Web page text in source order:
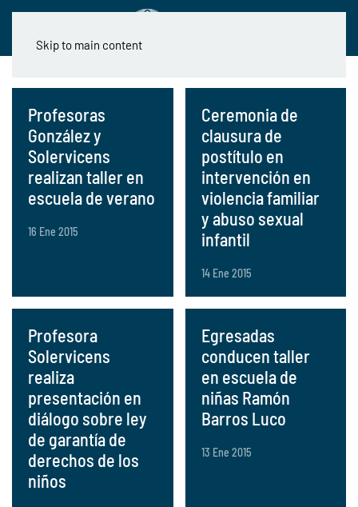
Skip to main content
Profesoras
González y
Solervicens
realizan taller en
escuela de verano
16 Ene 2015
Ceremonia de
clausura de
postítulo en
intervención en
violencia familiar
y abuso sexual
infantil
14 Ene 2015
Profesora
Solervicens
realiza
presentación en
diálogo sobre ley
de garantía de
derechos de los
niños
Egresadas
conducen taller
en escuela de
niñas Ramón
Barros Luco
13 Ene 2015